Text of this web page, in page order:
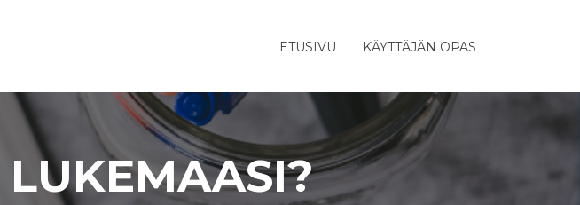
ETUSIVU KÄYTTÄJÄN OPAS